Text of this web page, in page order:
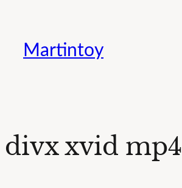
contenido
Martintoy
divx xvid mp4